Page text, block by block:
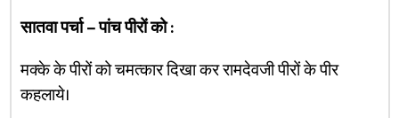
सातवा पर्चा – पांच पीरों को :
मक्के के पीरों को चमत्कार दिखा कर रामदेवजी पीरों के पीर
कहलाये।